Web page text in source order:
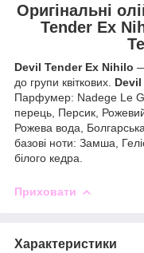
Оригінальні
Tender Ex
Devil Tender Ex Nihilo
до групи квіткових. Devil
Парфумер: Nadege Le
перець, Персик,
Рожева вода,
базові ноти: Замша,
білого кедра.
Приховати
Характеристики